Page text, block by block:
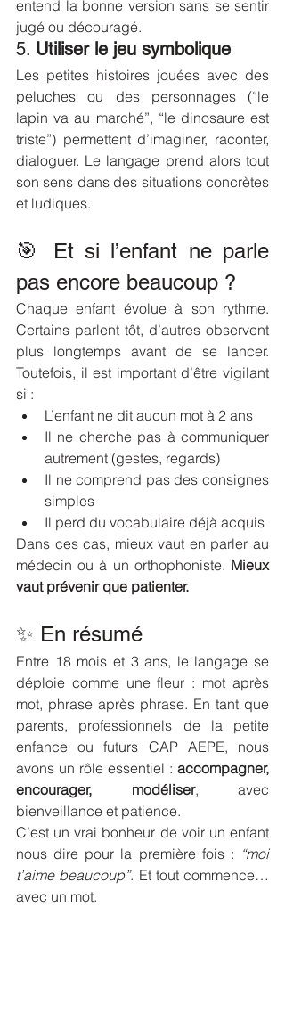
entend la bonne version sans se sentir
jugé ou découragé.
5. Utiliser le jeu symbolique
Les petites histoires jouées avec des
peluches ou des personnages (“le
lapin va au marché”, “le dinosaure est
triste”) permettent d’imaginer, raconter,
dialoguer. Le langage prend alors tout
son sens dans des situations concrètes
et ludiques.
🎯 Et si l’enfant ne parle
pas encore beaucoup ?
Chaque enfant évolue à son rythme.
Certains parlent tôt, d’autres observent
plus longtemps avant de se lancer.
Toutefois, il est important d’être vigilant
si :
L’enfant ne dit aucun mot à 2 ans
Il ne cherche pas à communiquer
autrement (gestes, regards)
Il ne comprend pas des consignes
simples
Il perd du vocabulaire déjà acquis
Dans ces cas, mieux vaut en parler au
médecin ou à un orthophoniste. Mieux
vaut prévenir que patienter.
✨ En résumé
Entre 18 mois et 3 ans, le langage se
déploie comme une fleur : mot après
mot, phrase après phrase. En tant que
parents, professionnels de la petite
enfance ou futurs CAP AEPE, nous
avons un rôle essentiel : accompagner,
encourager, modéliser, avec
bienveillance et patience.
C’est un vrai bonheur de voir un enfant
nous dire pour la première fois : “moi
t’aime beaucoup”. Et tout commence…
avec un mot.